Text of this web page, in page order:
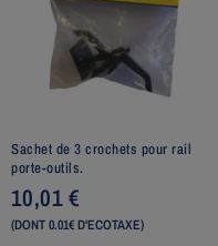
Sachet de 3 crochets pour rail
porte-outils.
10,01€
(DONT 0.01€ D'ECOTAXE)